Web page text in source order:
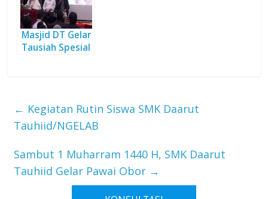
Masjid DT Gelar
Tausiah Spesial
← Kegiatan Rutin Siswa SMK Daarut
Tauhiid/NGELAB
Sambut 1 Muharram 1440 H, SMK Daarut
Tauhiid Gelar Pawai Obor →